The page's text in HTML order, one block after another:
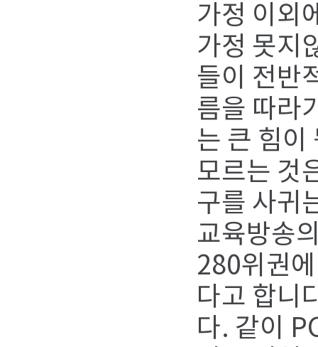
가정 이외
가정 못지
들이 전반
름을 따라
는 큰 힘이
모르는 것
구를 사귀
교육방송
280위권
다고 합니
다. 같이